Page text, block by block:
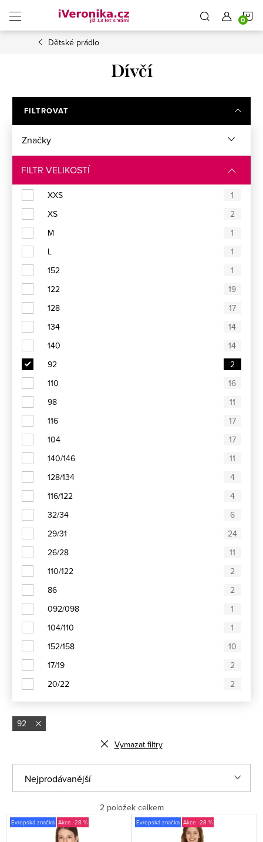
obsah
Dětské prádlo
Dívčí
FILTROVAT
Značky
FILTR VELIKOSTÍ
XXS
1
XS
2
M
1
L
1
152
1
122
19
128
17
134
14
140
14
92
2
110
16
98
11
116
17
104
17
140/146
11
128/134
4
116/122
4
32/34
6
29/31
24
26/28
11
110/122
2
86
2
092/098
1
104/110
1
152/158
10
17/19
2
20/22
2
92
Vymazat filtry
a
e
Nejprodávanější
Nejlevnější
2položek celkem
V
Evropská značka -28 % Evropská značka -28 %